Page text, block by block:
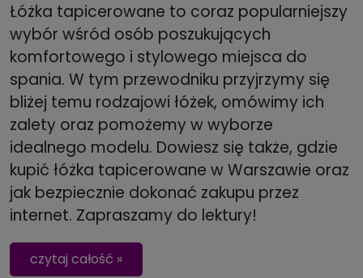
Łóżka tapicerowane to coraz popularniejszy
wybór wśród osób poszukujących
komfortowego i stylowego miejsca do
spania. W tym przewodniku przyjrzymy się
bliżej temu rodzajowi łóżek, omówimy ich
zalety oraz pomożemy w wyborze
idealnego modelu. Dowiesz się także, gdzie
kupić łóżka tapicerowane w Warszawie oraz
jak bezpiecznie dokonać zakupu przez
internet. Zapraszamy do lektury!
czytaj całość »